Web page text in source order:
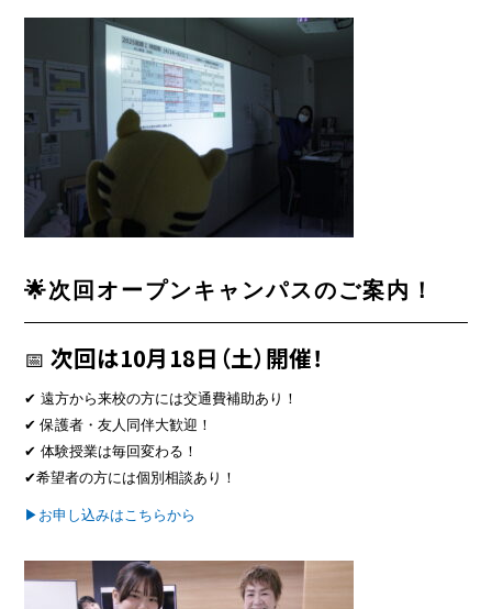
🌟次回オープンキャンパスのご案内！
📅次回は10月18日（土）開催！
✔ 遠方から来校の方には交通費補助あり！
✔ 保護者・友人同伴大歓迎！
✔ 体験授業は毎回変わる！
✔希望者の方には個別相談あり！
▶お申し込みはこちらから